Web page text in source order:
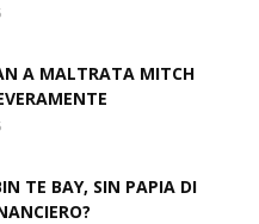
A MALTRATA MITCH
TE BAY, SIN PAPIA DI